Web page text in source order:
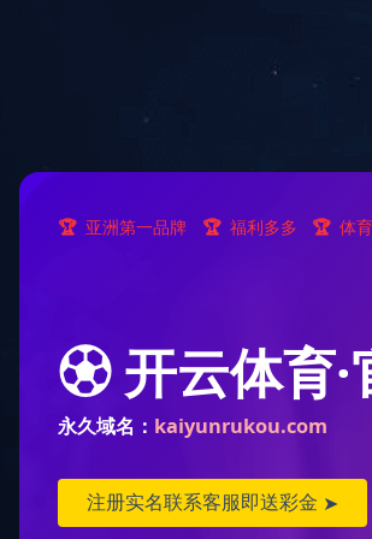
联系好博(中国)股份有限公司